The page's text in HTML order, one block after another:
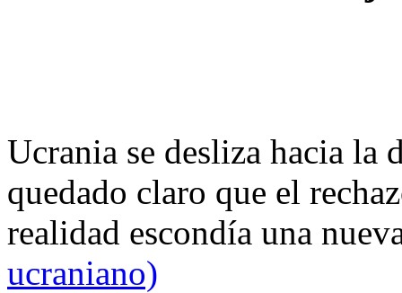
Ucrania se desliza hacia
quedado claro que el
realidad escondía una
ucraniano)